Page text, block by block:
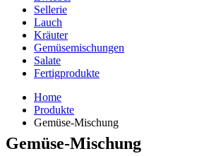
Sellerie
Lauch
Kräuter
Gemüsemischungen
Salate
Fertigprodukte
Home
Produkte
Gemüse-Mischung
Gemüse-Mischung